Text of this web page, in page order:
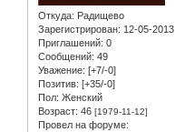
Откуда: Радищево
Зарегистрирован: 12-05-2013
Приглашений: 0
Сообщений: 49
Уважение: [+7/-0]
Позитив: [+35/-0]
Пол: Женский
Возраст: 46 [1979-11-12]
Провел на форуме: